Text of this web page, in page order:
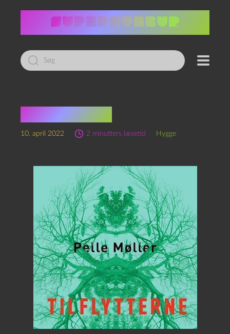
Led
efter:
Tilflytterne
10. april 2022 2 minutters læsetid Hygge